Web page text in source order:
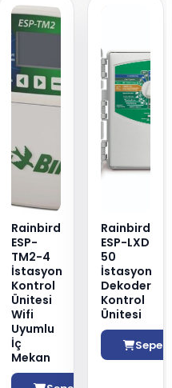
Rainbird
ESP-
TM2-4
İstasyon
Kontrol
Ünitesi
Wifi
Uyumlu
İç
Mekan
Rainbird
ESP-LXD
50
İstasyon
Dekoder
Kontrol
Ünitesi